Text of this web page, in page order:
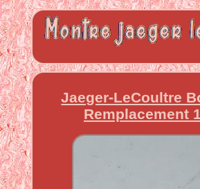
Jaeger-LeCoultre
Remplacement